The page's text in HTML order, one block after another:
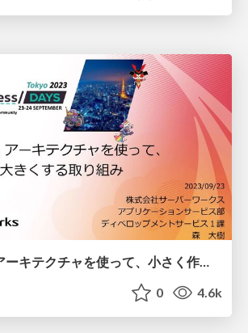
0 4.6k